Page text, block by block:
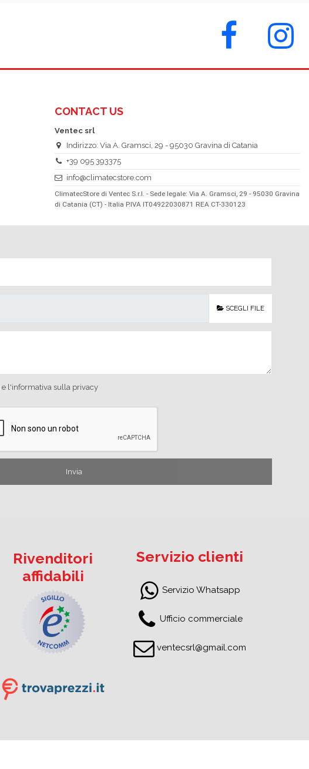
CONTACT US
Ventec srl
Indirizzo: Via A. Gramsci, 29 - 95030 Gravina di Catania
+39 095 393375
info@climatecstore.com
ClimatecStore di Ventec S.r.l. - Sede legale: Via A. Gramsci, 29 - 95030 Gravina
di Catania (CT) - Italia P.IVA IT04922030871 REA CT-330123
SCEGLI FILE
e l'informativa sulla privacy
Rivenditori
affidabili
Servizio clienti
Servizio Whatsapp
Ufficio commerciale
ventecsrl@gmail.com